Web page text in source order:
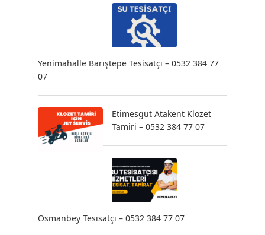
Yenimahalle Barıştepe Tesisatçı – 0532 384 77
07
Etimesgut Atakent Klozet
Tamiri – 0532 384 77 07
Osmanbey Tesisatçı – 0532 384 77 07